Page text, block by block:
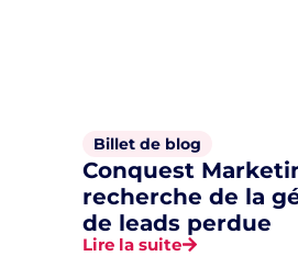
Billet de blog
Conquest
recherche de la
de leads perdue
Lire la suite